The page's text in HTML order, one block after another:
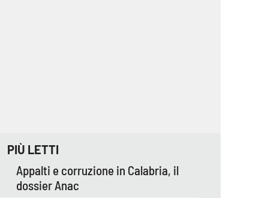
PIÙ LETTI
Appalti e corruzione in Calabria, il
dossier Anac